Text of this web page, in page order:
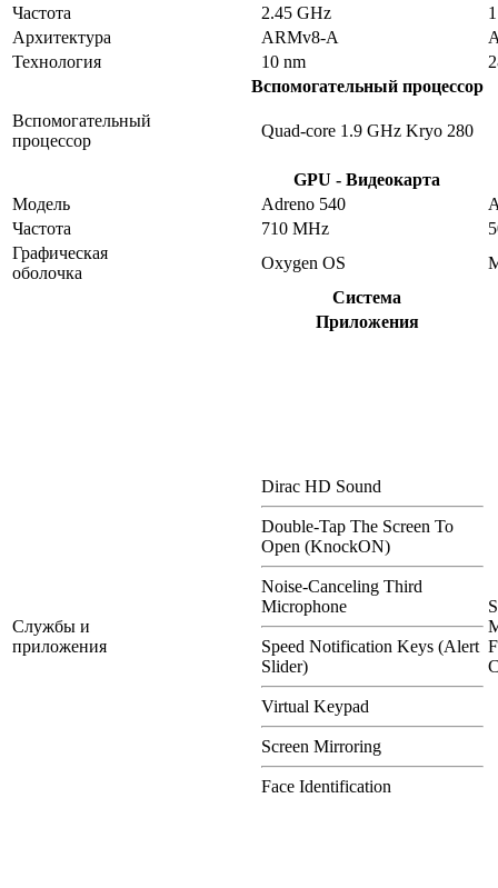
Частота
2.45 GHz
Архитектура
ARMv8-A
Технология
10 nm
Вспомогательный процессор
Вспомогательный
процессор
Quad-core 1.9 GHz Kryo 280
GPU - Видеокарта
Модель
Adreno 540
Частота
710 MHz
Графическая
оболочка
Oxygen OS
Система
Приложения
Службы и
приложения
Dirac HD Sound
Double-Tap The Screen To
Open (KnockON)
Noise-Canceling Third
Microphone
Speed Notification Keys (Alert
Slider)
Virtual Keypad
Screen Mirroring
Face Identification